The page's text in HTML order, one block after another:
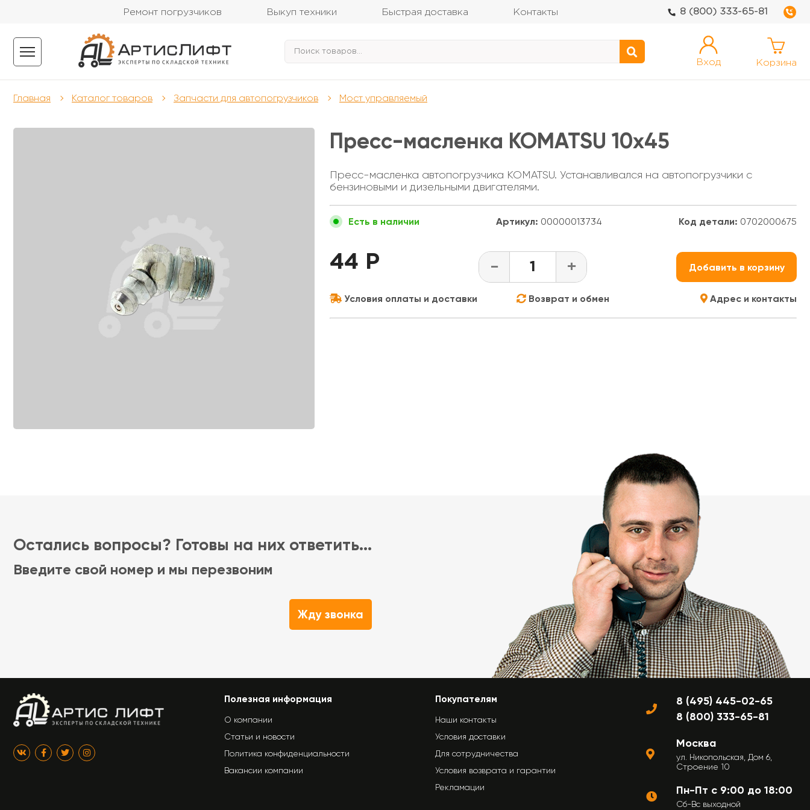
Ремонт погрузчиков Выкуп техники Быстрая доставка Контакты 8 (800) 333-65-81
Вход Корзина
Главная Каталог товаров Запчасти для автопогрузчиков Мост управляемый
Пресс-масленка KOMATSU 10x45
Пресс-масленка автопогрузчика KOMATSU. Устанавливался на автопогрузчики с
бензиновыми и дизельными двигателями.
Есть в наличии Артикул: 00000013734 Код детали: 0702000675
44 Р - + Добавить в корзину
Условия оплаты и доставки Возврат и обмен Адрес и контакты
Остались вопросы? Готовы на них ответить...
Введите свой номер и мы перезвоним
Жду звонка
Полезная информация
О компании
Статьи и новости
Политика конфиденциальности
Вакансии компании
Покупателям
Наши контакты
Условия доставки
Для сотрудничества
Условия возврата и гарантии
Рекламации
8 (495) 445-02-65
8 (800) 333-65-81
Москва
ул. Никопольская, Дом 6,
Строение 10
Пн-Пт с 9:00 до 18:00
Сб-Вс выходной